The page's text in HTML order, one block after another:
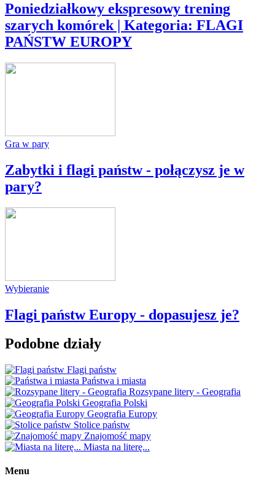
Poniedziałkowy ekspresowy trening
szarych komórek | Kategoria: FLAGI
PAŃSTW EUROPY
Gra w pary
Zabytki i flagi państw - połączysz je w
pary?
Wybieranie
Flagi państw Europy - dopasujesz je?
Podobne działy
Flagi państw
Państwa i miasta
Rozsypane litery - Geografia
Geografia Polski
Geografia Europy
Stolice państw
Znajomość mapy
Miasta na literę...
Menu